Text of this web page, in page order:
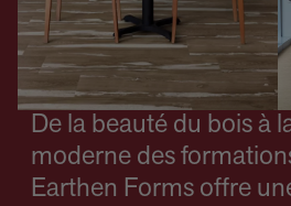
De la beauté du bois à
moderne des
Earthen Forms offre